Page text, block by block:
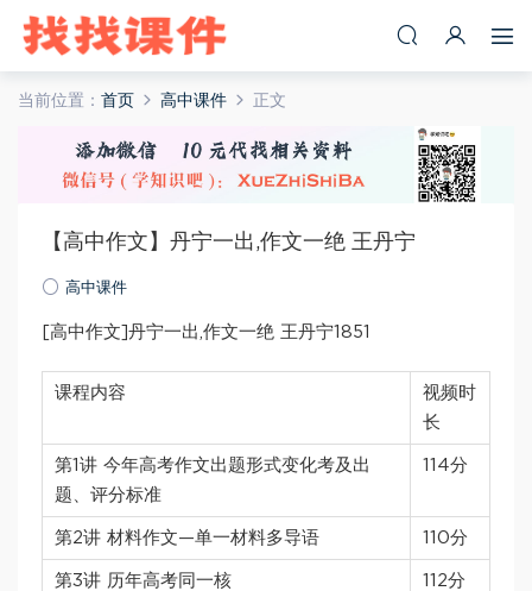
当前位置： 首页 高中课件 正文
【高中作文】丹宁一出,作文一绝 王丹宁
高中课件
[高中作文]丹宁一出,作文一绝 王丹宁1851
课程内容
视频时
长
第1讲 今年高考作文出题形式变化考及出
题、评分标准
114分
第2讲 材料作文—单一材料多导语 110分
第3讲 历年高考同一核 112分